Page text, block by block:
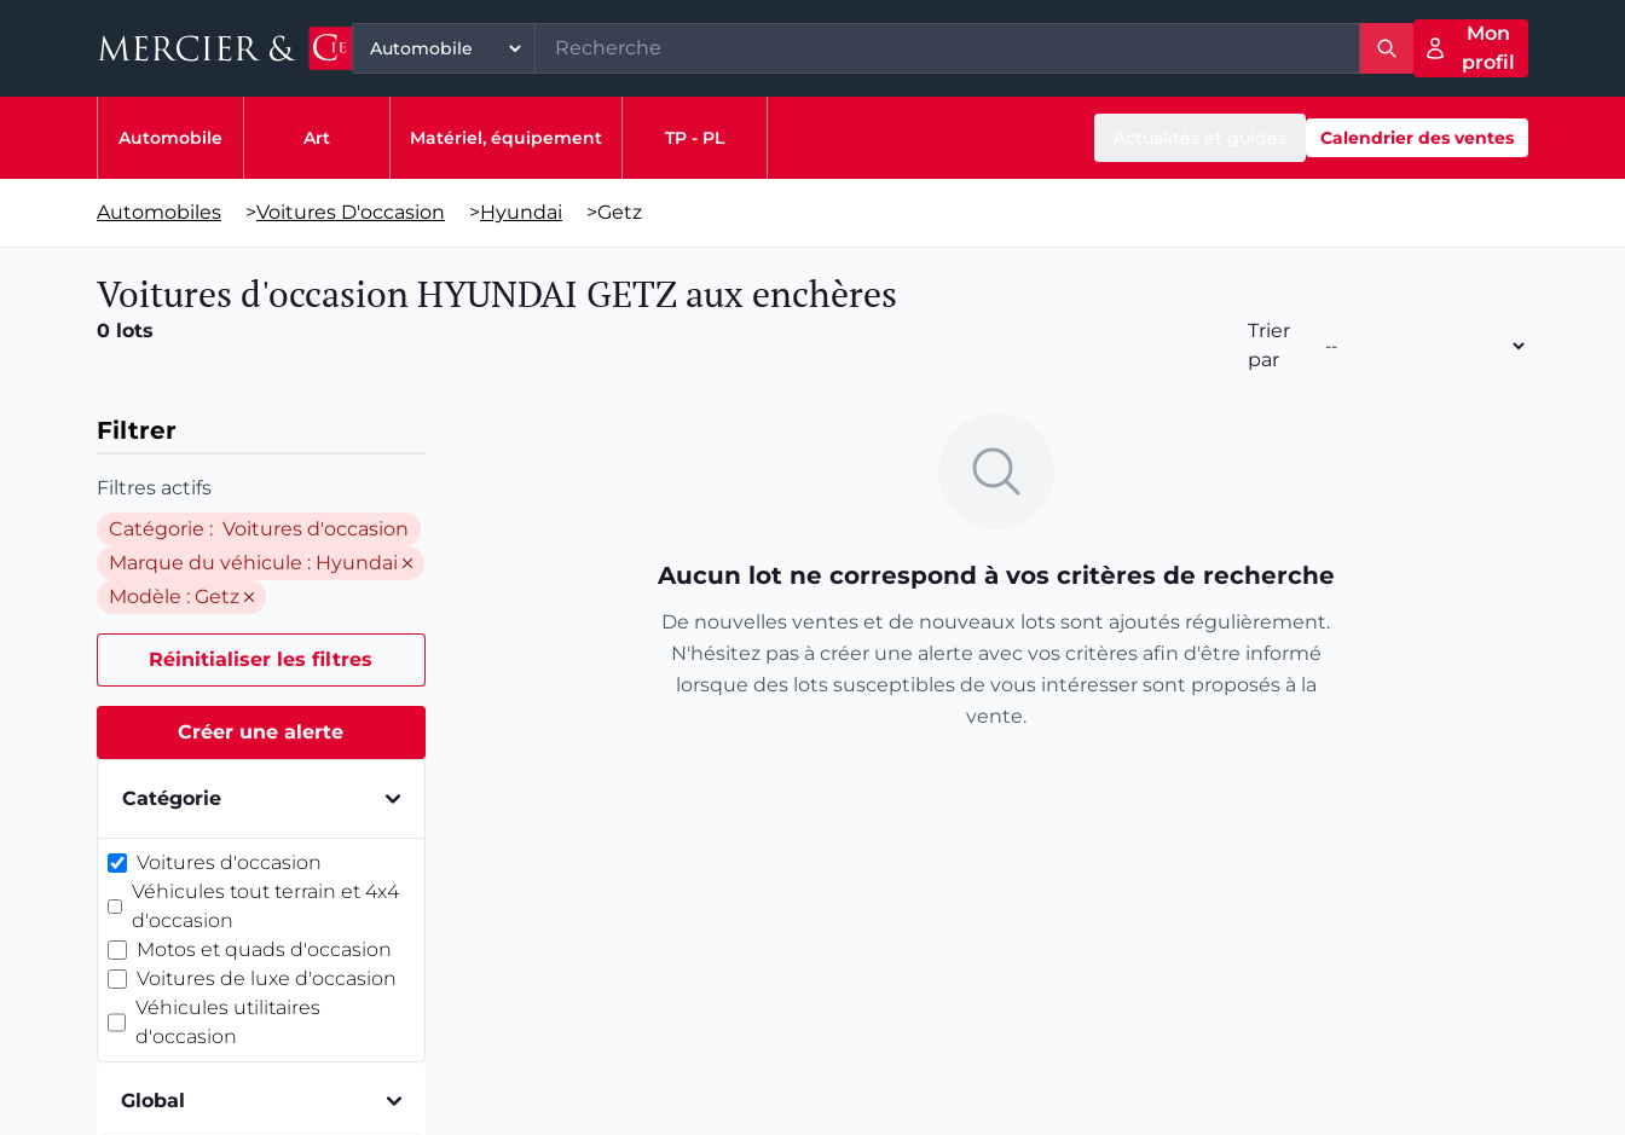
Mon
profil
Automobile Art Matériel, équipement TP - PL Calendrier des ventes
Automobiles >Voitures D'occasion >Hyundai >Getz
Voitures d'occasion HYUNDAI GETZ aux enchères
0 lots
Trier
par
Filtrer
Filtres actifs
Catégorie : Voitures d'occasion
Marque du véhicule : Hyundai
Modèle : Getz
Réinitialiser les filtres
Créer une alerte
Catégorie
Voitures d'occasion
Véhicules tout terrain et 4x4
d'occasion
Motos et quads d'occasion
Voitures de luxe d'occasion
Véhicules utilitaires
d'occasion
Global
Aucun lot ne correspond à vos critères de recherche
De nouvelles ventes et de nouveaux lots sont ajoutés régulièrement.
N'hésitez pas à créer une alerte avec vos critères afin d'être informé
lorsque des lots susceptibles de vous intéresser sont proposés à la
vente.